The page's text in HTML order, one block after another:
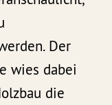
Der
wies dabei
die